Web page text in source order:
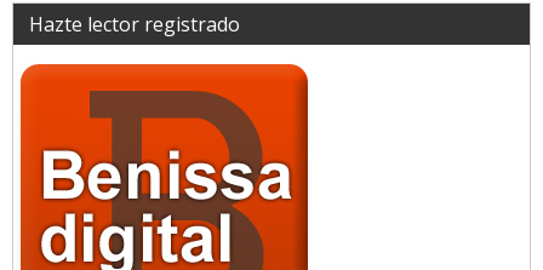
Hazte lector registrado